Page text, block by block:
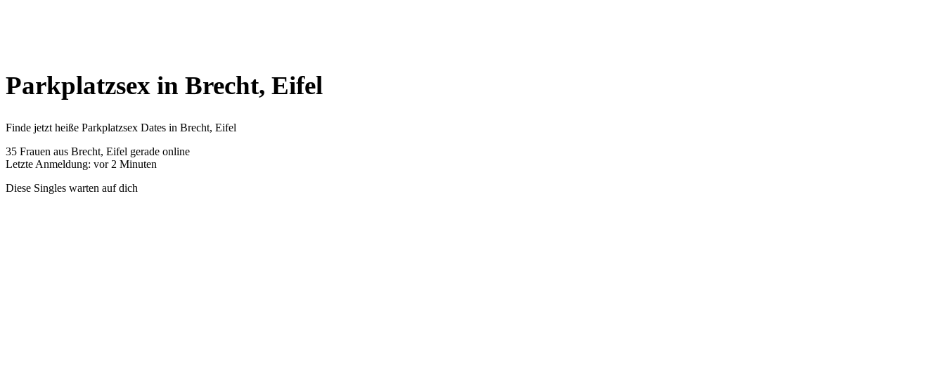
Parkplatzsex in Brecht, Eifel
Finde jetzt heiße Parkplatzsex Dates in Brecht, Eifel
35 Frauen aus Brecht, Eifel gerade online
Letzte Anmeldung: vor 2 Minuten
Diese Singles warten auf dich